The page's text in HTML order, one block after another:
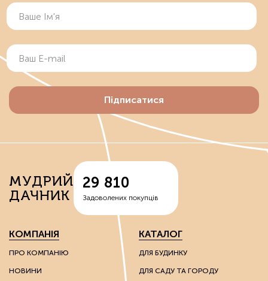
Підписатися
МУДРИЙ
ДАЧНИК
29 810
Задоволених покупців
КОМПАНІЯ
ПРО КОМПАНІЮ
НОВИНИ
КАТАЛОГ
ДЛЯ БУДИНКУ
ДЛЯ САДУ ТА ГОРОДУ